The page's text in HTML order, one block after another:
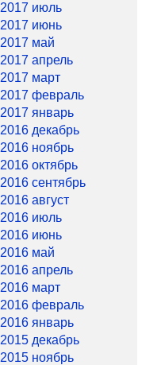
2017 июль
2017 июнь
2017 май
2017 апрель
2017 март
2017 февраль
2017 январь
2016 декабрь
2016 ноябрь
2016 октябрь
2016 сентябрь
2016 август
2016 июль
2016 июнь
2016 май
2016 апрель
2016 март
2016 февраль
2016 январь
2015 декабрь
2015 ноябрь